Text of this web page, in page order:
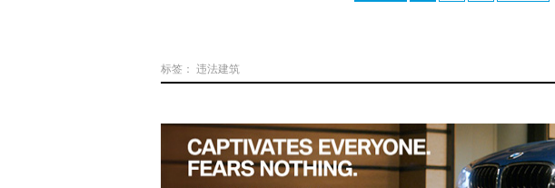
标签： 违法建筑